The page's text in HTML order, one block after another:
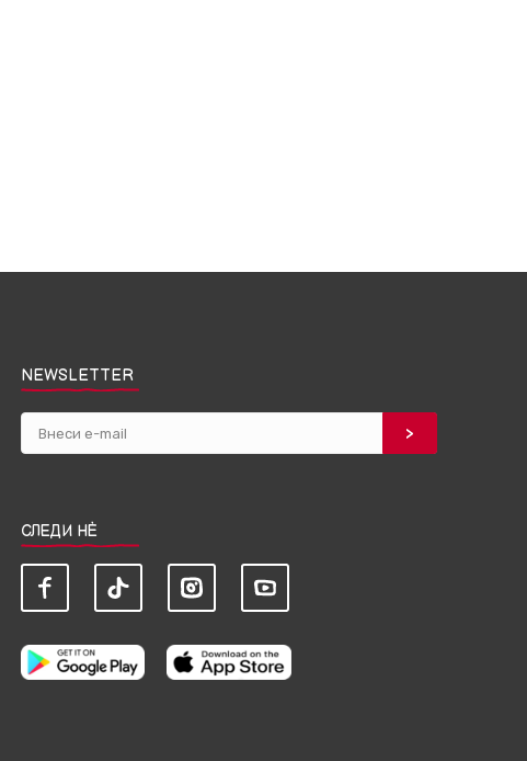
NEWSLETTER
СЛЕДИ НЀ